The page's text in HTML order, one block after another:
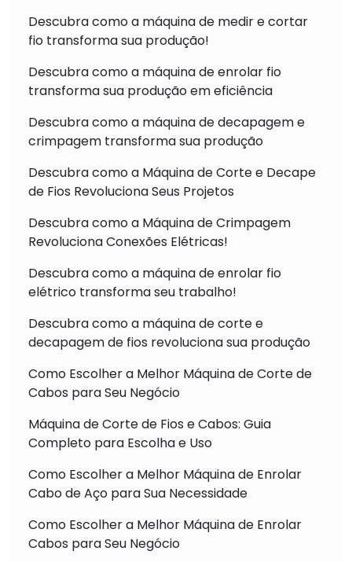
Descubra como a máquina de medir e cortar
fio transforma sua produção!
Descubra como a máquina de enrolar fio
transforma sua produção em eficiência
Descubra como a máquina de decapagem e
crimpagem transforma sua produção
Descubra como a Máquina de Corte e Decape
de Fios Revoluciona Seus Projetos
Descubra como a Máquina de Crimpagem
Revoluciona Conexões Elétricas!
Descubra como a máquina de enrolar fio
elétrico transforma seu trabalho!
Descubra como a máquina de corte e
decapagem de fios revoluciona sua produção
Como Escolher a Melhor Máquina de Corte de
Cabos para Seu Negócio
Máquina de Corte de Fios e Cabos: Guia
Completo para Escolha e Uso
Como Escolher a Melhor Máquina de Enrolar
Cabo de Aço para Sua Necessidade
Como Escolher a Melhor Máquina de Enrolar
Cabos para Seu Negócio